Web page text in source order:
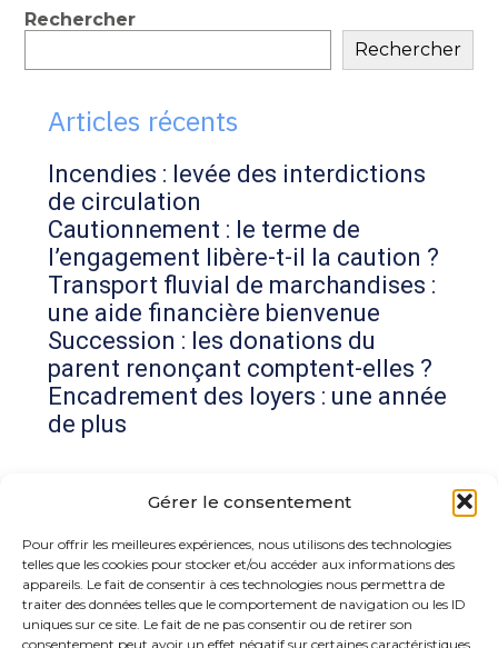
Gérer le consentement
Pour offrir les meilleures expériences, nous utilisons des technologies
telles que les cookies pour stocker et/ou accéder aux informations des
appareils. Le fait de consentir à ces technologies nous permettra de
traiter des données telles que le comportement de navigation ou les ID
uniques sur ce site. Le fait de ne pas consentir ou de retirer son
consentement peut avoir un effet négatif sur certaines caractéristiques
Blog
sidebar
Rechercher
Rechercher
Articles récents
Incendies : levée des interdictions
de circulation
Cautionnement : le terme de
l’engagement libère-t-il la caution ?
Transport fluvial de marchandises :
une aide financière bienvenue
Succession : les donations du
parent renonçant comptent-elles ?
Encadrement des loyers : une année
de plus
Commentaires récents
Aucun commentaire à afficher.